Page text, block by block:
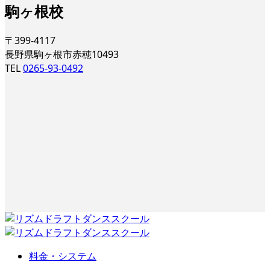
駒ヶ根校
〒399-4117
長野県駒ヶ根市赤穂10493
TEL0265-93-0492
料金・システム